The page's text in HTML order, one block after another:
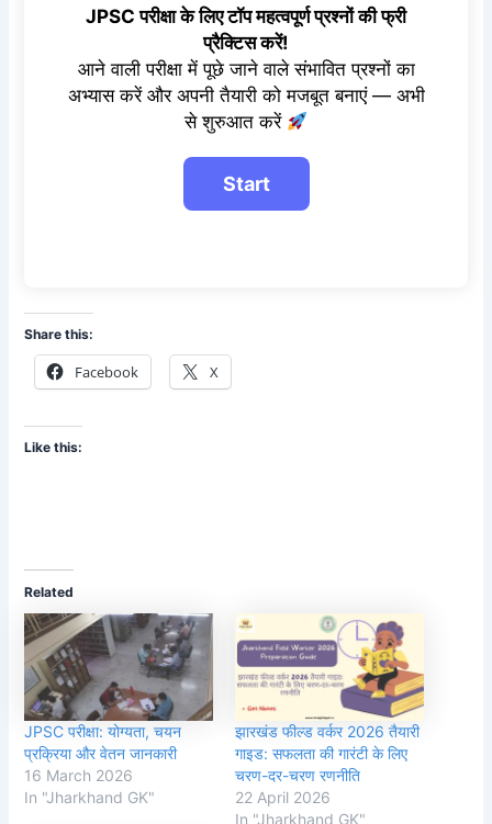
JPSC परीक्षा के लिए टॉप महत्वपूर्ण प्रश्नों की फ्री
प्रैक्टिस करें!
आने वाली परीक्षा में पूछे जाने वाले संभावित प्रश्नों का
अभ्यास करें और अपनी तैयारी को मजबूत बनाएं — अभी
से शुरुआत करें
Share this:
Facebook X
Like this:
Related
JPSC परीक्षा: योग्यता, चयन
प्रक्रिया और वेतन जानकारी
16 March 2026
In "Jharkhand GK"
झारखंड फील्ड वर्कर 2026 तैयारी
गाइड: सफलता की गारंटी के लिए
चरण-दर-चरण रणनीति
22 April 2026
In "Jharkhand GK"